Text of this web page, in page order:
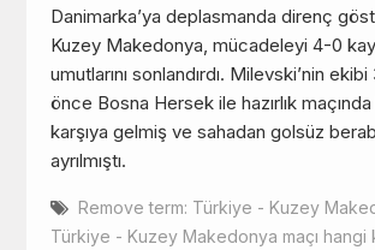
Danimarka’ya deplasmanda direnç
Kuzey Makedonya, mücadeleyi 4-0
umutlarını sonlandırdı. Milevski’nin
önce Bosna Hersek ile hazırlık maçında
karşıya gelmiş ve sahadan golsüz
ayrılmıştı.
Remove term: Türkiye - Kuzey
Türkiye - Kuzey Makedonya maçı hangi